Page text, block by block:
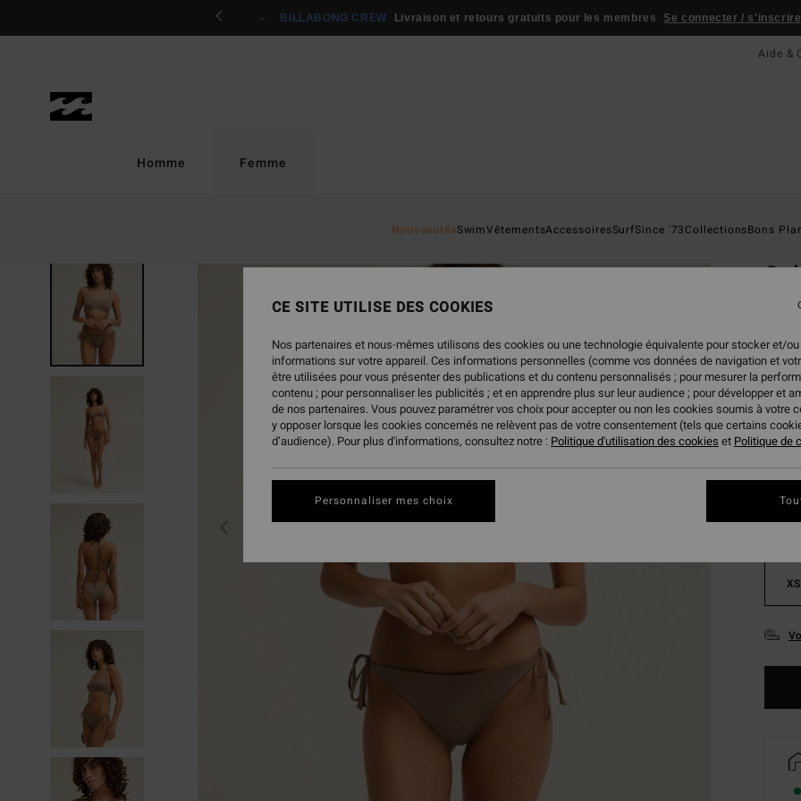
JEU CONCOURS Gagnez la planche emblématique d'Andy Irons 🏄
Aide &
Homme Femme
NouveautésSwimVêtementsAccessoiresSurfSince '73CollectionsBons
ECO-
XS
CE SITE UTILISE DES COOKIES
Nos partenaires et nous-mêmes utilisons des cookies ou une technologie équivalente pour stocker et/
informations sur votre appareil. Ces informations personnelles (comme vos données de navigation et
être utilisées pour vous présenter des publications et du contenu personnalisés ; pour mesurer la
contenu ; pour personnaliser les publicités ; et en apprendre plus sur leur audience ; pour développer et
de nos partenaires. Vous pouvez paramétrer vos choix pour accepter ou non les cookies soumis à votre
y opposer lorsque les cookies concernés ne relèvent pas de votre consentement (tels que certains
d’audience). Pour plus d'informations, consultez notre : Politique d'utilisation des cookies et Politique de
Personnaliser mes choix